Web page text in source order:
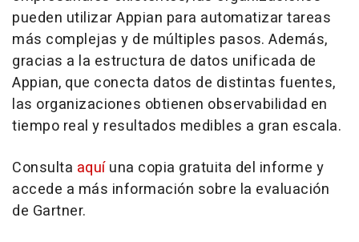
pueden utilizar Appian para automatizar tareas
más complejas y de múltiples pasos. Además,
gracias a la estructura de datos unificada de
Appian, que conecta datos de distintas fuentes,
las organizaciones obtienen observabilidad en
tiempo real y resultados medibles a gran escala.
Consulta aquíuna copia gratuita del informe y
accede a más información sobre la evaluación
de Gartner.